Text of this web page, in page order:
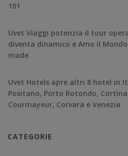
101
Uvet Viaggi potenzia il tour
diventa dinamico e Amo il
made
Uvet Hotels apre altri 8 hotel in
Positano, Porto Rotondo, Cortina
Courmayeur, Corvara e Venezia
CATEGORIE